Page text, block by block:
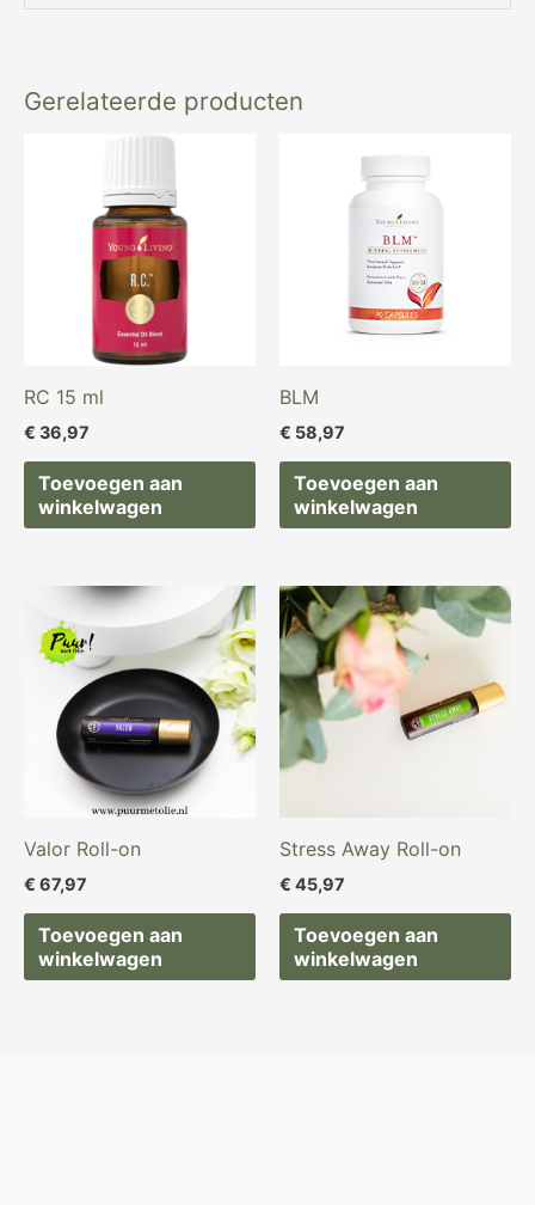
Gerelateerde producten
RC 15 ml
€ 36,97
Toevoegen aan
winkelwagen
BLM
€ 58,97
Toevoegen aan
winkelwagen
Valor Roll-on
€ 67,97
Toevoegen aan
winkelwagen
Stress Away Roll-on
€ 45,97
Toevoegen aan
winkelwagen